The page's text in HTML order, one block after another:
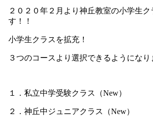
２０２０年２月より神丘教室の小学生ク
す！！
小学生クラスを拡充！
３つのコースより選択できるようになり
１．私立中学受験クラス（New）
２．神丘中ジュニアクラス（New）